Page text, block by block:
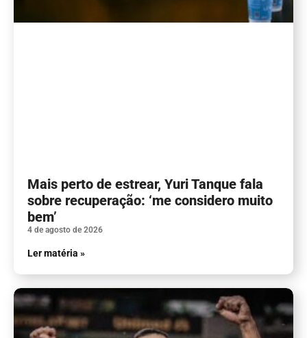
Mais perto de estrear, Yuri Tanque fala
sobre recuperação: ‘me considero muito
bem’
4 de agosto de 2026
Ler matéria »